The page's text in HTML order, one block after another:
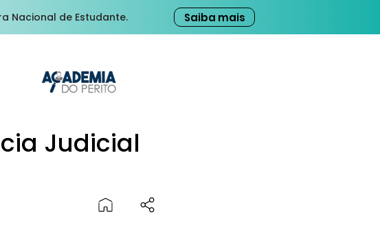
Nacional de Estudante. Saiba mais
Judicial